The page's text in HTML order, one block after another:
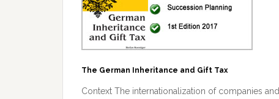
The German Inheritance and Gift Tax
Context The internationalization of companies and